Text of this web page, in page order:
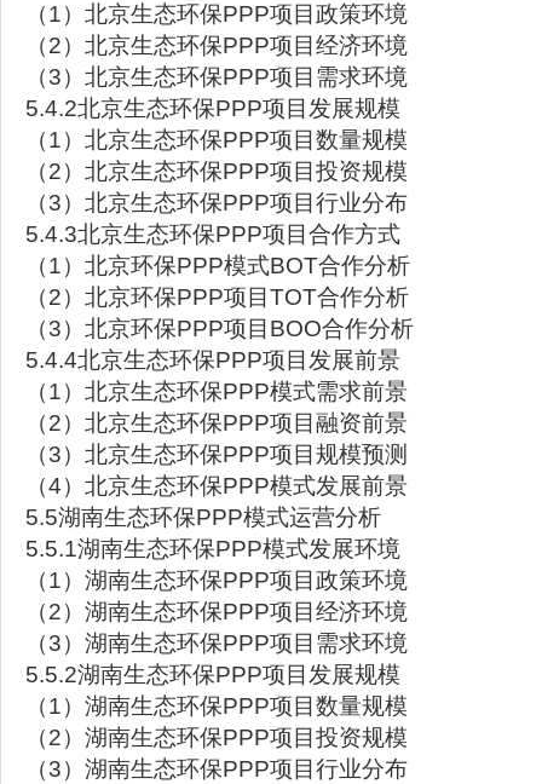
（1）北京生态环保PPP项目政策环境
（2）北京生态环保PPP项目经济环境
（3）北京生态环保PPP项目需求环境
5.4.2北京生态环保PPP项目发展规模
（1）北京生态环保PPP项目数量规模
（2）北京生态环保PPP项目投资规模
（3）北京生态环保PPP项目行业分布
5.4.3北京生态环保PPP项目合作方式
（1）北京环保PPP模式BOT合作分析
（2）北京环保PPP项目TOT合作分析
（3）北京环保PPP项目BOO合作分析
5.4.4北京生态环保PPP项目发展前景
（1）北京生态环保PPP模式需求前景
（2）北京生态环保PPP项目融资前景
（3）北京生态环保PPP项目规模预测
（4）北京生态环保PPP模式发展前景
5.5湖南生态环保PPP模式运营分析
5.5.1湖南生态环保PPP模式发展环境
（1）湖南生态环保PPP项目政策环境
（2）湖南生态环保PPP项目经济环境
（3）湖南生态环保PPP项目需求环境
5.5.2湖南生态环保PPP项目发展规模
（1）湖南生态环保PPP项目数量规模
（2）湖南生态环保PPP项目投资规模
（3）湖南生态环保PPP项目行业分布